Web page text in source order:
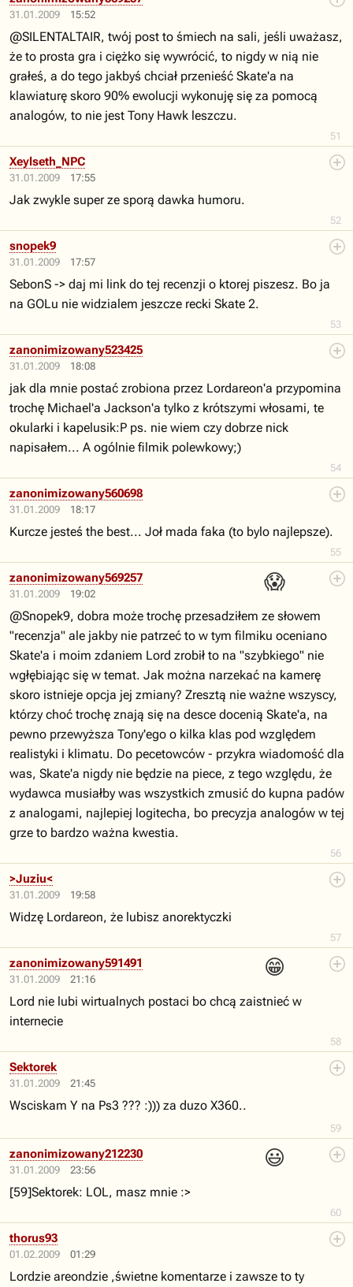
31.01.2009 15:52
51
@SILENTALTAIR, twój post to śmiech na sali, jeśli uważasz,
że to prosta gra i ciężko się wywrócić, to nigdy w nią nie
grałeś, a do tego jakbyś chciał przenieść Skate'a na
klawiaturę skoro 90% ewolucji wykonuję się za pomocą
analogów, to nie jest Tony Hawk leszczu.
31.01.2009 17:55
52
Xeylseth_NPC
Jak zwykle super ze sporą dawka humoru.
31.01.2009 17:57
53
snopek9
SebonS -> daj mi link do tej recenzji o ktorej piszesz. Bo ja
na GOLu nie widzialem jeszcze recki Skate 2.
31.01.2009 18:08
54
zanonimizowany523425
jak dla mnie postać zrobiona przez Lordareon'a przypomina
trochę Michael'a Jackson'a tylko z krótszymi włosami, te
okularki i kapelusik:P ps. nie wiem czy dobrze nick
napisałem... A ogólnie filmik polewkowy;)
31.01.2009 18:17
55
zanonimizowany560698
Kurcze jesteś the best... Joł mada faka (to bylo najlepsze).
31.01.2009 19:02
😱
56
zanonimizowany569257
@Snopek9, dobra może trochę przesadziłem ze słowem
"recenzja" ale jakby nie patrzeć to w tym filmiku oceniano
Skate'a i moim zdaniem Lord zrobił to na "szybkiego" nie
wgłębiając się w temat. Jak można narzekać na kamerę
skoro istnieje opcja jej zmiany? Zresztą nie ważne wszyscy,
którzy choć trochę znają się na desce docenią Skate'a, na
pewno przewyższa Tony'ego o kilka klas pod względem
realistyki i klimatu. Do pecetowców - przykra wiadomość dla
was, Skate'a nigdy nie będzie na piece, z tego względu, że
wydawca musiałby was wszystkich zmusić do kupna padów
z analogami, najlepiej logitecha, bo precyzja analogów w tej
grze to bardzo ważna kwestia.
31.01.2009 19:58
57
>Juziu<
Widzę Lordareon, że lubisz anorektyczki
31.01.2009 21:16
😁
58
zanonimizowany591491
Lord nie lubi wirtualnych postaci bo chcą zaistnieć w
internecie
31.01.2009 21:45
59
Sektorek
Wsciskam Y na Ps3 ??? :))) za duzo X360..
31.01.2009 23:56
😃
60
zanonimizowany212230
[59]Sektorek: LOL, masz mnie :>
01.02.2009 01:29
thorus93
Lordzie areondzie ,świetne komentarze i zawsze to ty